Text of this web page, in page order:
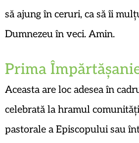
să ajung în ceruri, ca să îi
Dumnezeu în veci. Amin.
Prima
Aceasta are loc adesea în
celebrată la hramul
pastorale a Episcopului sau